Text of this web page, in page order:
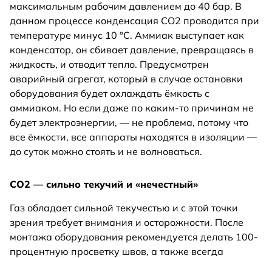
максимальным рабочим давлением до 40 бар. В
данном процессе конденсация СО2 проводится при
температуре минус 10 °С. Аммиак выступает как
конденсатор, он сбивает давление, превращаясь в
жидкость, и отводит тепло. Предусмотрен
аварийный агрегат, который в случае остановки
оборудования будет охлаждать ёмкость с
аммиаком. Но если даже по каким-то причинам не
будет электроэнергии, — не проблема, потому что
все ёмкости, все аппараты находятся в изоляции —
до суток можно стоять и не волноваться.
СО2 — сильно текучий и «нечестный»
Газ обладает сильной текучестью и с этой точки
зрения требует внимания и осторожности. После
монтажа оборудования рекомендуется делать 100-
процентную просветку швов, а также всегда